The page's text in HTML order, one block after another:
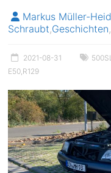
Markus Müller-
Schraubt,Geschichten,
2021-08-31
E50,R129